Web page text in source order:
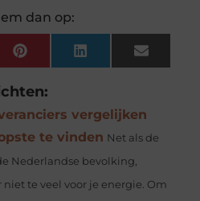
dan op:
Pinterest LinkedIn Email
vergelijken
te vinden Net als de
Nederlandse bevolking,
te veel voor je energie. Om